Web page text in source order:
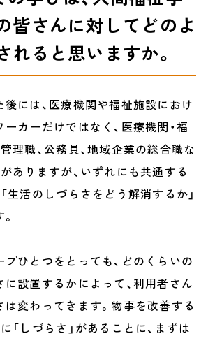
皆さんに対してどのよ
れると思いますか。
には、医療機関や福祉施設におけ
カーだけではなく、医療機関・福
理職、公務員、地域企業の総合職な
ありますが、いずれにも共通する
生活のしづらさをどう解消するか」
ひとつをとっても、どのくらいの
設置するかによって、利用者さん
変わってきます。物事を改善する
「しづらさ」があることに、まずは